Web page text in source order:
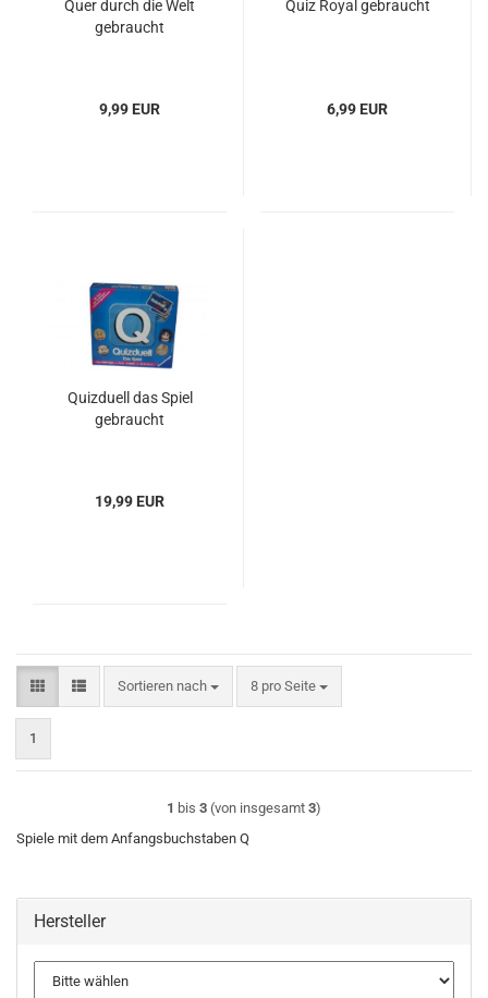
Quer durch die Welt
gebraucht
9,99 EUR
Quiz Royal gebraucht
6,99 EUR
Quizduell das Spiel
gebraucht
19,99 EUR
Sortieren nach
Sortieren nach 8 pro Seite
pro Seite
1
1 bis 3 (von insgesamt 3)
Spiele mit dem Anfangsbuchstaben Q
Hersteller